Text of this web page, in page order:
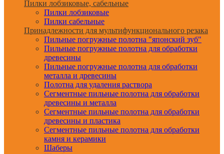
Пилки лобзиковые, сабельные
Пилки лобзиковые
Пилки сабельные
Принадлежности для мультифункционального резака
Пильные погружные полотна "японский зуб"
Пильные погружные полотна для обработки
древесины
Пильные погружные полотна для обработки
металла и древесины
Полотна для удаления раствора
Сегментные пильные полотна для обработки
древесины и металла
Сегментные пильные полотна для обработки
древесины и пластика
Сегментные пильные полотна для обработки
камня и керамики
Шаберы